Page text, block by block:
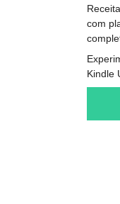
com
Kindle